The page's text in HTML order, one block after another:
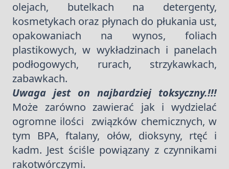
olejach, butelkach na detergenty,
kosmetykach oraz płynach do płukania ust,
opakowaniach na wynos, foliach
plastikowych, w wykładzinach i panelach
podłogowych, rurach, strzykawkach,
zabawkach.
Uwaga jest on najbardziej toksyczny.!!!
Może zarówno zawierać jak i wydzielać
ogromne ilości związków chemicznych, w
tym BPA, ftalany, ołów, dioksyny, rtęć i
kadm. Jest ściśle powiązany z czynnikami
rakotwórczymi.